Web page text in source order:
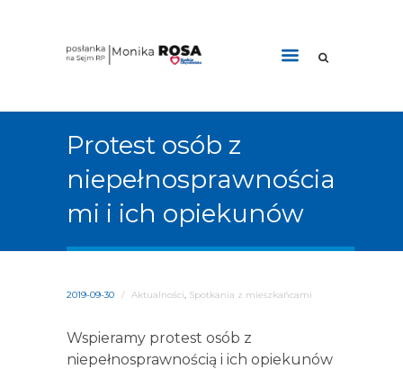
Protest osób z
niepełnosprawnościa
mi i ich opiekunów
2019-09-30 / Aktualności, Spotkania z mieszkańcami
Wspieramy protest osób z
niepełnosprawnością i ich opiekunów